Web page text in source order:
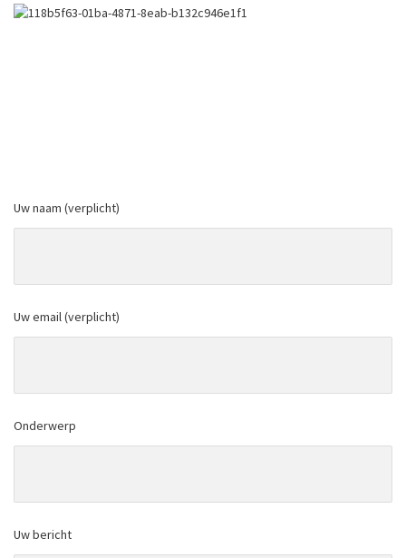
Uw naam (verplicht)
Uw email (verplicht)
Onderwerp
Uw bericht